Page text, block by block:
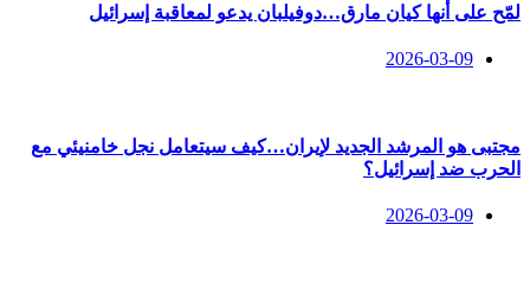
لمّح على أنها كيان مارق…دوفيلبان يدعو لمعاقبة إسرائيل
2026-03-09
مجتبى هو المرشد الجديد لإيران…كيف سيتعامل نجل خامنيئي مع
الحرب ضد إسرائيل؟
2026-03-09